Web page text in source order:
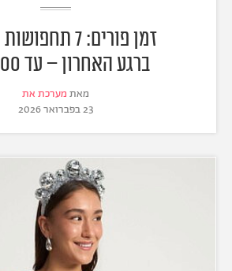
זמן פורים: 7
ברגע האחרון – עד 100 ש"ח
מאת מערכת את
23 בפברואר 2026